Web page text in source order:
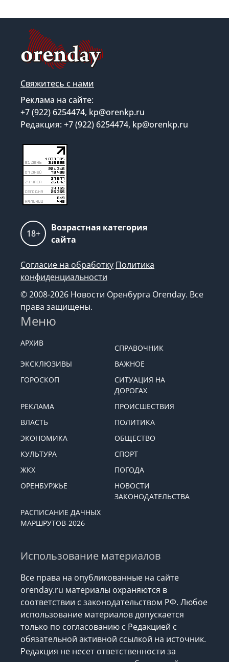
Свяжитесь с нами
Реклама на сайте:
+7 (922) 6254474, kp@orenkp.ru
Редакция: +7 (922) 6254474, kp@orenkp.ru
18+
Возрастная категория
сайта
Согласие на обработку Политика
конфиденциальности
© 2008-2026 Новости Оренбурга Orenday. Все
права защищены.
Меню
АРХИВ
СПРАВОЧНИК
ЭКСКЛЮЗИВЫ
ВАЖНОЕ
ГОРОСКОП
СИТУАЦИЯ НА
ДОРОГАХ
РЕКЛАМА
ПРОИСШЕСТВИЯ
ВЛАСТЬ
ПОЛИТИКА
ЭКОНОМИКА
ОБЩЕСТВО
КУЛЬТУРА
СПОРТ
ЖКХ
ПОГОДА
ОРЕНБУРЖЬЕ
НОВОСТИ
ЗАКОНОДАТЕЛЬСТВА
РАСПИСАНИЕ ДАЧНЫХ
МАРШРУТОВ-2026
Использование материалов
Все права на опубликованные на сайте
orenday.ru материалы охраняются в
соответствии с законодательством РФ. Любое
использование материалов допускается
только по согласованию с Редакцией с
обязательной активной ссылкой на источник.
Редакция не несет ответственности за